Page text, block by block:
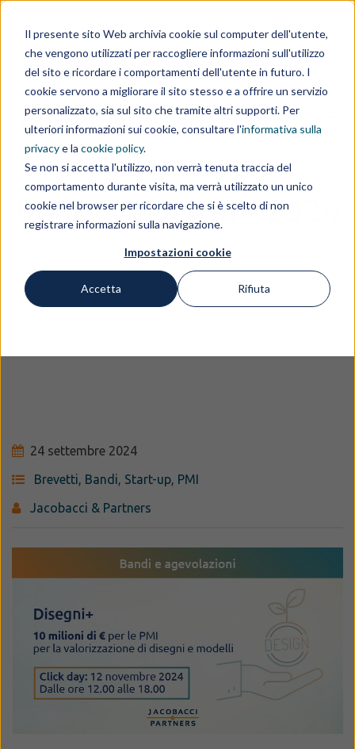
Il presente sito Web archivia cookie sul computer dell'utente,
che vengono utilizzati per raccogliere informazioni sull'utilizzo
del sito e ricordare i comportamenti dell'utente in futuro. I
cookie servono a migliorare il sito stesso e a offrire un servizio
personalizzato, sia sul sito che tramite altri supporti. Per
ulteriori informazioni sui cookie, consultare l'informativa sulla
privacye la cookie policy.
Se non si accetta l'utilizzo, non verrà tenuta traccia del
comportamento durante visita, ma verrà utilizzato un unico
cookie nel browser per ricordare che si è scelto di non
registrare informazioni sulla navigazione.
Impostazioni cookie
Accetta Rifiuta
IL GRUPPO
Bando Disegni+ 2024
24 settembre 2024
Brevetti, Bandi, Start-up, PMI
Jacobacci & Partners